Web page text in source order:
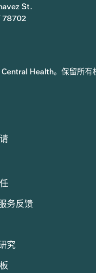
St.
78702
Health。保留所有
务反馈
究